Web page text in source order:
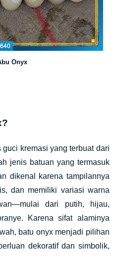
Onyx
kremasi yang terbuat dari
jenis batuan yang termasuk
dikenal karena tampilannya
dan memiliki variasi warna
dari putih, hijau,
Karena sifat alaminya
batu onyx menjadi pilihan
dekoratif dan simbolik,